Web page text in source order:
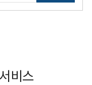
비스